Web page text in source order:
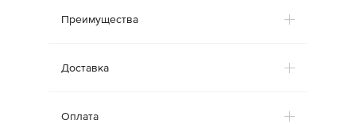
Преимущества
Доставка
Оплата